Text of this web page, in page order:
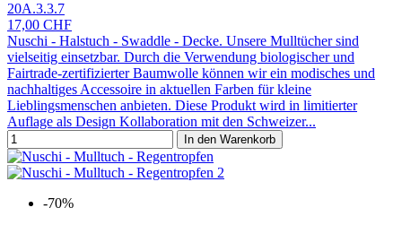
20A.3.3.7
17,00 CHF
Nuschi - Halstuch - Swaddle - Decke. Unsere Mulltücher sind
vielseitig einsetzbar. Durch die Verwendung biologischer und
Fairtrade-zertifizierter Baumwolle können wir ein modisches und
nachhaltiges Accessoire in aktuellen Farben für kleine
Lieblingsmenschen anbieten. Diese Produkt wird in limitierter
Auflage als Design Kollaboration mit den Schweizer...
In den Warenkorb
-70%